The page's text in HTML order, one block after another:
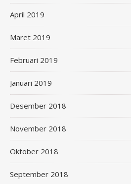
April 2019
Maret 2019
Februari 2019
Januari 2019
Desember 2018
November 2018
Oktober 2018
September 2018